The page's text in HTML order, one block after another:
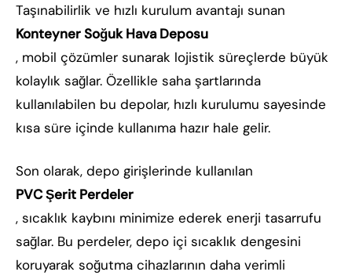
Taşınabilirlik ve hızlı kurulum avantajı sunan
Konteyner Soğuk Hava Deposu
, mobil çözümler sunarak lojistik süreçlerde büyük
kolaylık sağlar. Özellikle saha şartlarında
kullanılabilen bu depolar, hızlı kurulumu sayesinde
kısa süre içinde kullanıma hazır hale gelir.
Son olarak, depo girişlerinde kullanılan
PVC Şerit Perdeler
, sıcaklık kaybını minimize ederek enerji tasarrufu
sağlar. Bu perdeler, depo içi sıcaklık dengesini
koruyarak soğutma cihazlarının daha verimli